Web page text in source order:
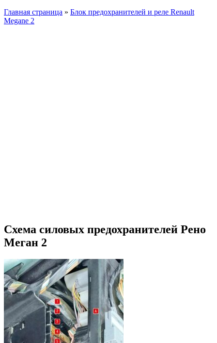
Главная страница » Блок предохранителей и реле Renault
Megane 2
Схема силовых предохранителей Рено
Меган 2